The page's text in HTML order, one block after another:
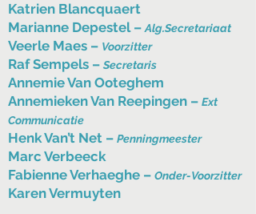
Katrien Blancquaert
Marianne Depestel –Alg.Secretariaat
Veerle Maes – Voorzitter
Raf Sempels – Secretaris
Annemie Van Ooteghem
Annemieken Van Reepingen – Ext
Communicatie
Henk Van’t Net – Penningmeester
Marc Verbeeck
Fabienne Verhaeghe – Onder-Voorzitter
Karen Vermuyten